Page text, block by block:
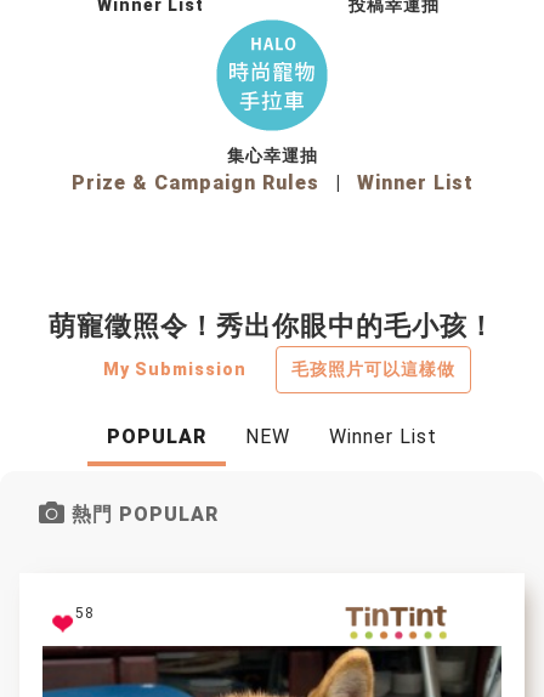
Prize & Campaign Rules | Winner List
Winner List 投稿幸運抽
集心幸運抽
萌寵徵照令！秀出你眼中的毛小孩！
My Submission 毛孩照片可以這樣做
POPULAR NEW Winner List
熱門 POPULAR
58